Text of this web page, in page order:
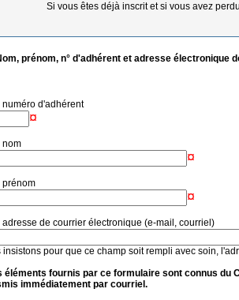
Si vous êtes déjà inscrit et si vous avez
prénom, n° d'adhérent et adresse électronique
numéro d'adhérent
¤
nom
¤
prénom
¤
adresse de courrier électronique (e-mail, courriel)
insistons pour que ce champ soit rempli avec soin,
éléments fournis par ce formulaire sont connus du
immédiatement par courriel.